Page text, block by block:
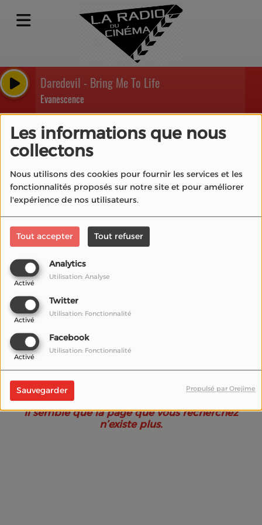
Les informations que nous
collectons
Nous utilisons des cookies pour fournir les services et les
fonctionnalités proposés sur notre site et pour améliorer
l'expérience de nos utilisateurs.
Tout accepter Tout refuser
Analytics
Activé
Utilisation: Analyse
Twitter
Activé
Utilisation: Fonctionnalité
Facebook
Activé
Utilisation: Fonctionnalité
Sauvegarder Propulsé par Orejime
Daredevil - Bring Me To Life
Evanescence
Oups, vous avez
rencontré une erreur.
Il semble que la page que vous recherchez
n’existe plus.